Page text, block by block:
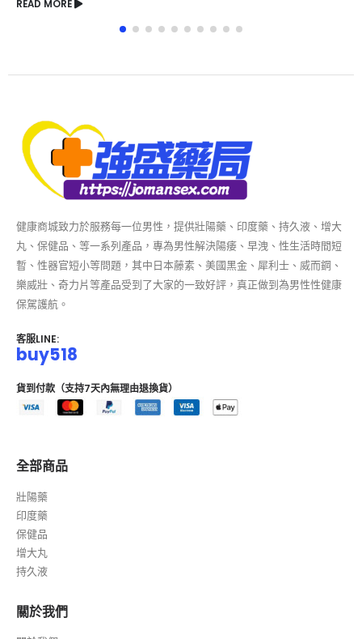
READ MORE
健康商城致力於服務每一位男性，提供壯陽藥、印度藥、持久液、增大
丸、保健品、等一系列產品，專為男性解決陽痿、早洩、性生活時間短
暫、性器官短小等問題，其中日本藤素、美國黑金、犀利士、威而鋼、
樂威壯、奇力片等產品受到了大家的一致好評，真正做到為男性性健康
保駕護航。
客服LINE:
buy518
貨到付款（支持7天內無理由退換貨）
全部商品
壯陽藥
印度藥
保健品
增大丸
持久液
關於我們